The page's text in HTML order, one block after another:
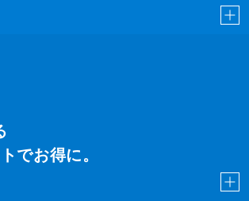
でお得に。